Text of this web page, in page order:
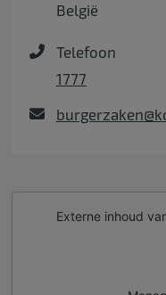
België
Telefoon
1777
Externe inhoud